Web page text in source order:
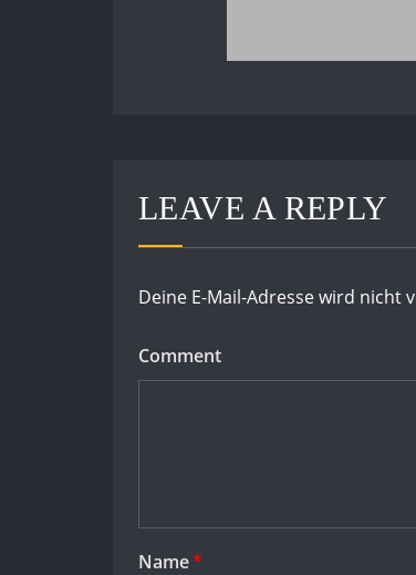
LEAVE A REPLY
Deine E-Mail-Adresse wird nicht
Comment
Name*